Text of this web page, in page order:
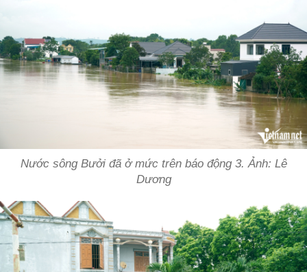
Nước sông Bưởi đã ở mức trên báo động 3. Ảnh: Lê
Dương